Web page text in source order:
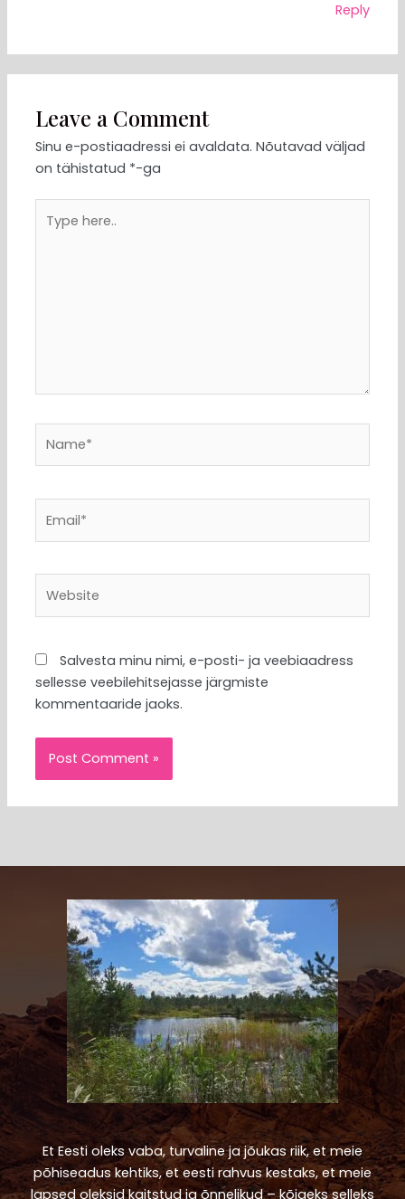
Reply
Leave a Comment
Sinu e-postiaadressi ei avaldata. Nõutavad väljad
on tähistatud *-ga
here..
Salvesta minu nimi, e-posti- ja veebiaadress
sellesse veebilehitsejasse järgmiste
kommentaaride jaoks.
Et Eesti oleks vaba, turvaline ja jõukas riik, et meie
põhiseadus kehtiks, et eesti rahvus kestaks, et meie
lapsed oleksid kaitstud ja õnnelikud – kõigeks selleks